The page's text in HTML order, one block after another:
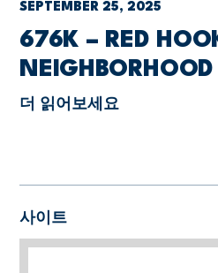
SEPTEMBER 25, 2025
676K – RED
더 읽어보세요
사이트